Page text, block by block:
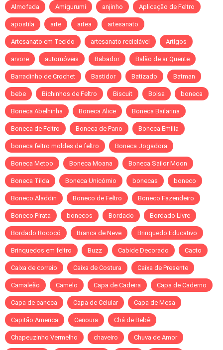
Almofada Amigurumi anjinho Aplicação de Feltro
apostila arte artea artesanato
Artesanato em Tecido artesanato reciclável Artigos
arvore automóveis Babador Balão de ar Quente
Barradinho de Crochet Bastidor Batizado Batman
bebe Bichinhos de Feltro Biscuit Bolsa boneca
Boneca Abelhinha Boneca Alice Boneca Bailarina
Boneca de Feltro Boneca de Pano Boneca Emília
boneca feltro moldes de feltro Boneca Jogadora
Boneca Metoo Boneca Moana Boneca Sailor Moon
Boneca Tilda Boneca Unicórnio bonecas boneco
Boneco Aladdin Boneco de Feltro Boneco Fazendeiro
Boneco Pirata bonecos Bordado Bordado Livre
Bordado Rococó Branca de Neve Brinquedo Educativo
Brinquedos em feltro Buzz Cabide Decorado Cacto
Caixa de correio Caixa de Costura Caixa de Presente
Camaleão Camelo Capa de Cadeira Capa de Caderno
Capa de caneca Capa de Celular Capa de Mesa
Capitão America Cenoura Chá de Bebê
Chapeuzinho Vermelho chaveiro Chuva de Amor